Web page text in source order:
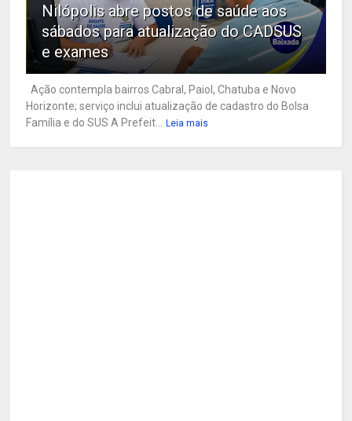
Nilópolis abre postos de saúde aos
sábados para atualização do CADSUS
e exames
Ação contempla bairros Cabral, Paiol, Chatuba e Novo
Horizonte; serviço inclui atualização de cadastro do Bolsa
Família e do SUS A Prefeit...
Leia mais